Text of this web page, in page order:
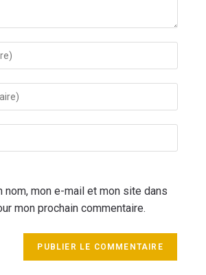
nom, mon e-mail et mon site dans
mon prochain commentaire.